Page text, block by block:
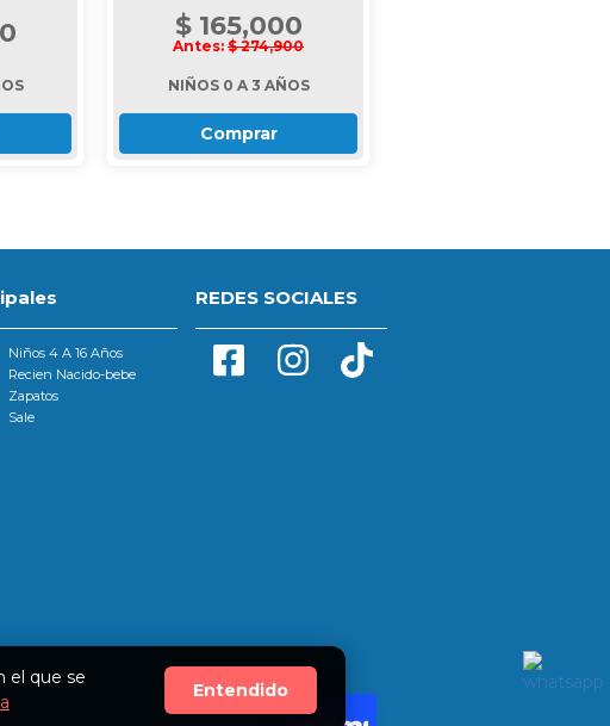
$ 165,000
Antes:$ 274,900
NIÑOS 0 A 3 AÑOS
Comprar
Niños 4 A 16 Años
Recien Nacido-bebe
Zapatos
Sale
REDES SOCIALES
el que se
Entendido